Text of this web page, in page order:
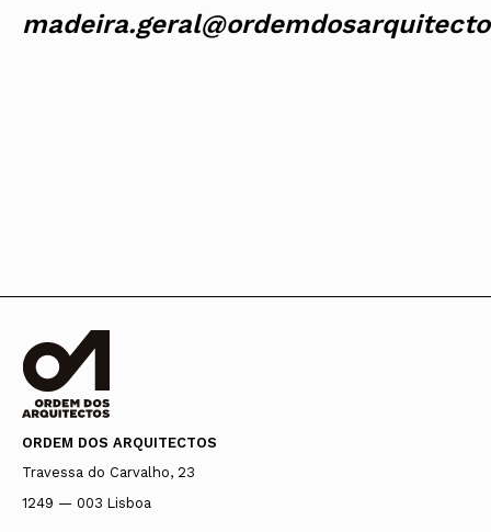
ORDEM DOS ARQUITECTOS
Travessa do Carvalho, 23
1249 — 003 Lisboa